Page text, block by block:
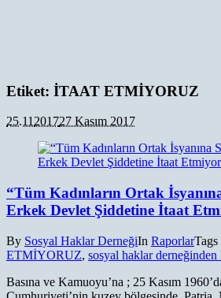
Etiket: İTAAT ETMİYORUZ
25.11201727 Kasım 2017
“Tüm Kadınların Ortak
Erkek Devlet Şiddetine İtaat
By Sosyal Haklar DerneğiIn RaporlarTags
ETMİYORUZ, sosyal haklar derneğinden
Basına ve Kamuoyu’na ; 25 Kasım